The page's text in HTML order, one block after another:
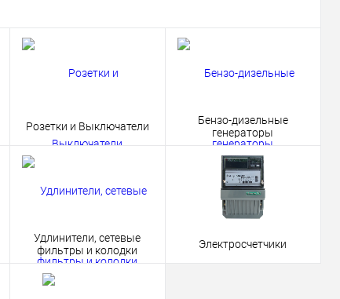
Розетки и Выключатели
Бензо-дизельные
генераторы
Удлинители, сетевые
фильтры и колодки
Электросчетчики